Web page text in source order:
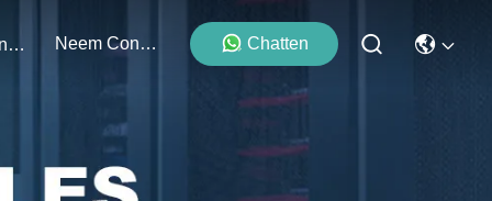
Evenementen Neem Contact Met Ons Op Chatten